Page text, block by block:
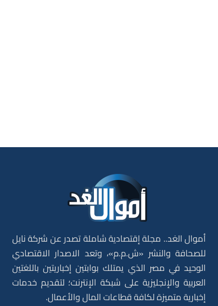
أموال الغد.. مجلة إقتصادية شاملة تصدر عن شركة نايل
للصحافة والنشر «ش.م.م»، وتعد الاصدار الاقتصادي
الوحيد في مصر الذي يمتلك بوابتين إخباريتين باللغتين
العربية والإنجليزية على شبكة الإنترنت؛ لتقديم خدمات
إخبارية متميزة لكافة قطاعات المال والأعمال.